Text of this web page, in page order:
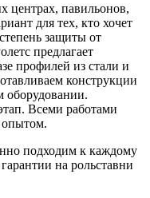
центрах, павильонов,
для тех, кто хочет
защиты от
предлагает
профилей из стали и
конструкции
оборудовании.
Всеми работами
опытом.
подходим к каждому
на рольставни